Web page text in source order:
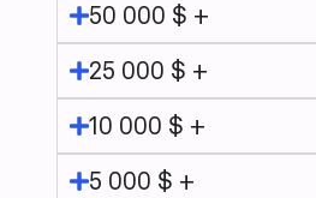
50 000 $ +
25 000 $ +
10 000 $ +
5 000 $ +